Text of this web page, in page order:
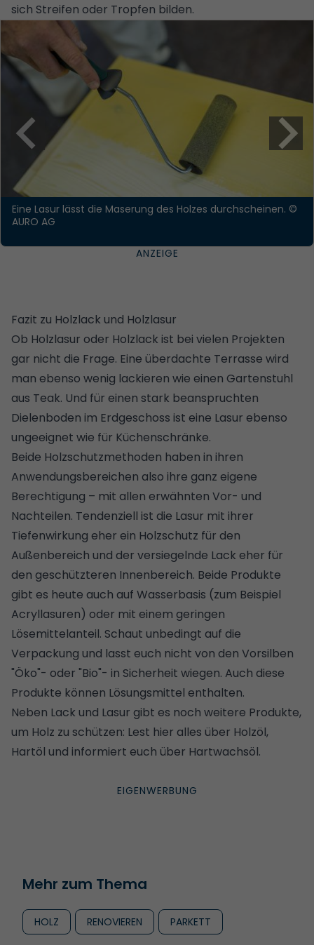
sich Streifen oder Tropfen bilden.
Eine Lasur lässt die Maserung des Holzes durchscheinen. ©
AURO AG
Fazit zu Holzlack und Holzlasur
Ob Holzlasur oder Holzlack ist bei vielen Projekten
gar nicht die Frage. Eine überdachte Terrasse wird
man ebenso wenig lackieren wie einen Gartenstuhl
aus Teak. Und für einen stark beanspruchten
Dielenboden im Erdgeschoss ist eine Lasur ebenso
ungeeignet wie für Küchenschränke.
Beide Holzschutzmethoden haben in ihren
Anwendungsbereichen also ihre ganz eigene
Berechtigung – mit allen erwähnten Vor- und
Nachteilen. Tendenziell ist die Lasur mit ihrer
Tiefenwirkung eher ein Holzschutz für den
Außenbereich und der versiegelnde Lack eher für
den geschützteren Innenbereich. Beide Produkte
gibt es heute auch auf Wasserbasis (zum Beispiel
Acryllasuren) oder mit einem geringen
Lösemittelanteil. Schaut unbedingt auf die
Verpackung und lasst euch nicht von den Vorsilben
"Öko"- oder "Bio"- in Sicherheit wiegen. Auch diese
Produkte können Lösungsmittel enthalten.
Neben Lack und Lasur gibt es noch weitere Produkte,
um Holz zu schützen: Lest hier alles über Holzöl,
Hartöl und informiert euch über Hartwachsöl.
Mehr zum Thema
HOLZ RENOVIEREN PARKETT